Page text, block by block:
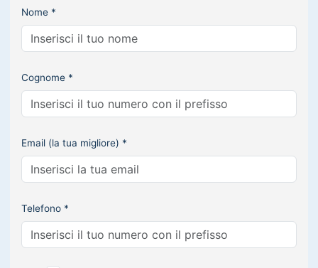
Nome *
Cognome *
Email (la tua migliore) *
Telefono *